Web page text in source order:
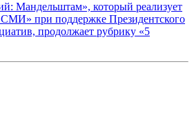
Мандельштам», который реализует
при поддержке Президентского
продолжает рубрику «5